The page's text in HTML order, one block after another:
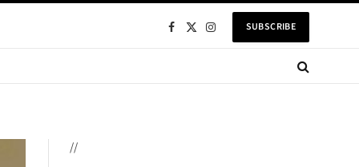
Facebook
X
InstagramSUBSCRIBE
//